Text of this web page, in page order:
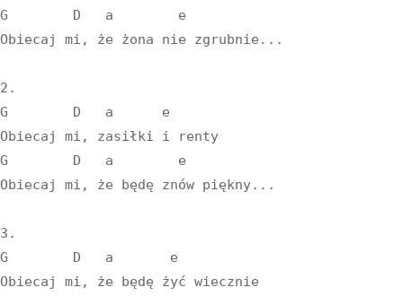
G        D   a        e
Obiecaj mi, że żona nie zgrubnie...
2.
G        D   a      e
Obiecaj mi, zasiłki i renty
G        D   a        e
Obiecaj mi, że będę znów piękny...
3.
G        D   a       e
Obiecaj mi, że będę żyć wiecznie